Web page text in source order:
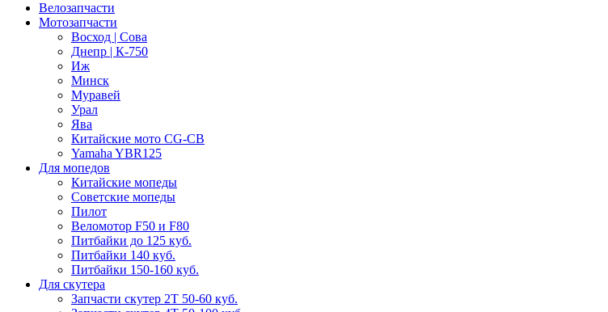
Велозапчасти
Мотозапчасти
Восход | Сова
Днепр | К-750
Иж
Минск
Муравей
Урал
Ява
Китайские мото CG-CB
Yamaha YBR125
Для мопедов
Китайские мопеды
Советские мопеды
Пилот
Веломотор F50 и F80
Питбайки до 125 куб.
Питбайки 140 куб.
Питбайки 150-160 куб.
Для скутера
Запчасти скутер 2Т 50-60 куб.